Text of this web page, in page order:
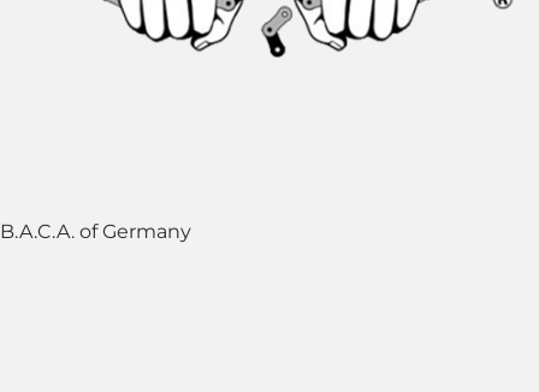
B.A.C.A. of Germany